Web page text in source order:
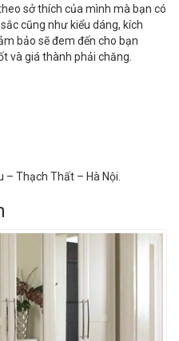
sở thích của mình mà bạn có
cũng như kiểu dáng, kích
bảo sẽ đem đến cho bạn
và giá thành phải chăng.
– Thạch Thất – Hà Nội.